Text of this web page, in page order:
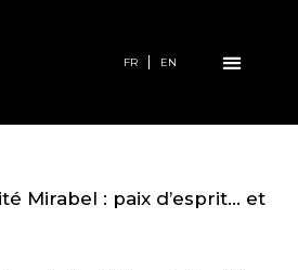
FR EN
Mirabel : paix d’esprit… et